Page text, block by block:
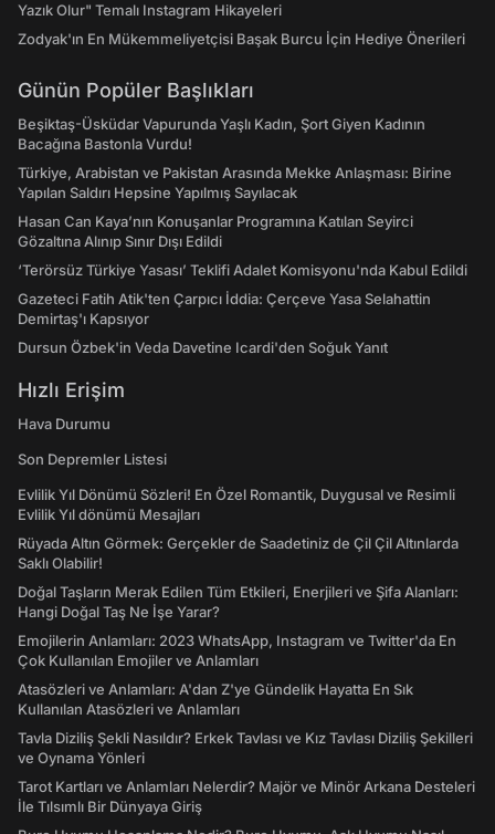
Yazık Olur" Temalı Instagram Hikayeleri
Zodyak'ın En Mükemmeliyetçisi Başak Burcu İçin Hediye Önerileri
Günün Popüler Başlıkları
Beşiktaş-Üsküdar Vapurunda Yaşlı Kadın, Şort Giyen Kadının
Bacağına Bastonla Vurdu!
Türkiye, Arabistan ve Pakistan Arasında Mekke Anlaşması: Birine
Yapılan Saldırı Hepsine Yapılmış Sayılacak
Hasan Can Kaya’nın Konuşanlar Programına Katılan Seyirci
Gözaltına Alınıp Sınır Dışı Edildi
‘Terörsüz Türkiye Yasası’ Teklifi Adalet Komisyonu'nda Kabul Edildi
Gazeteci Fatih Atik'ten Çarpıcı İddia: Çerçeve Yasa Selahattin
Demirtaş'ı Kapsıyor
Dursun Özbek'in Veda Davetine Icardi'den Soğuk Yanıt
Hızlı Erişim
Hava Durumu
Son Depremler Listesi
Evlilik Yıl Dönümü Sözleri! En Özel Romantik, Duygusal ve Resimli
Evlilik Yıl dönümü Mesajları
Rüyada Altın Görmek: Gerçekler de Saadetiniz de Çil Çil Altınlarda
Saklı Olabilir!
Doğal Taşların Merak Edilen Tüm Etkileri, Enerjileri ve Şifa Alanları:
Hangi Doğal Taş Ne İşe Yarar?
Emojilerin Anlamları: 2023 WhatsApp, Instagram ve Twitter'da En
Çok Kullanılan Emojiler ve Anlamları
Atasözleri ve Anlamları: A'dan Z'ye Gündelik Hayatta En Sık
Kullanılan Atasözleri ve Anlamları
Tavla Diziliş Şekli Nasıldır? Erkek Tavlası ve Kız Tavlası Diziliş Şekilleri
ve Oynama Yönleri
Tarot Kartları ve Anlamları Nelerdir? Majör ve Minör Arkana Desteleri
İle Tılsımlı Bir Dünyaya Giriş